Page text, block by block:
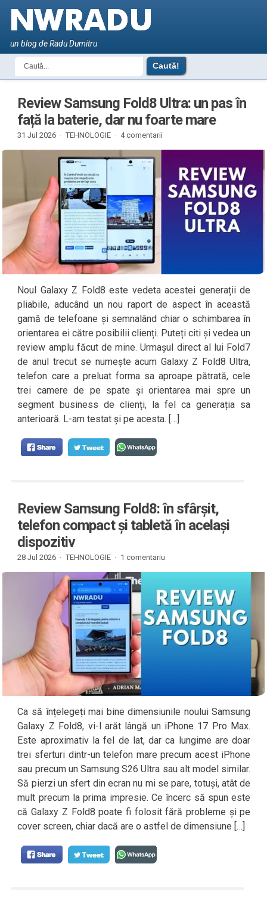
un blog de Radu Dumitru
Review Samsung Fold8 Ultra: un pas în
față la baterie, dar nu foarte mare
31 Jul 2026 · TEHNOLOGIE · 4 comentarii
Noul Galaxy Z Fold8 este vedeta acestei generații de
pliabile, aducând un nou raport de aspect în această
gamă de telefoane și semnalând chiar o schimbarea în
orientarea ei către posibilii clienți. Puteți citi și vedea un
review amplu făcut de mine. Urmașul direct al lui Fold7
de anul trecut se numește acum Galaxy Z Fold8 Ultra,
telefon care a preluat forma sa aproape pătrată, cele
trei camere de pe spate și orientarea mai spre un
segment business de clienți, la fel ca generația sa
anterioară. L-am testat și pe acesta. […]
Review Samsung Fold8: în sfârșit,
telefon compact și tabletă în același
dispozitiv
28 Jul 2026 · TEHNOLOGIE · 1 comentariu
Ca să înțelegeți mai bine dimensiunile noului Samsung
Galaxy Z Fold8, vi-l arăt lângă un iPhone 17 Pro Max.
Este aproximativ la fel de lat, dar ca lungime are doar
trei sferturi dintr-un telefon mare precum acest iPhone
sau precum un Samsung S26 Ultra sau alt model similar.
Să pierzi un sfert din ecran nu mi se pare, totuși, atât de
mult precum la prima impresie. Ce încerc să spun este
că Galaxy Z Fold8 poate fi folosit fără probleme și pe
cover screen, chiar dacă are o astfel de dimensiune […]